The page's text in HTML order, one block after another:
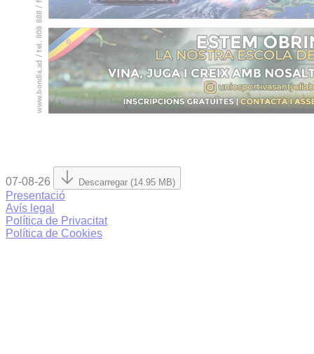
07-08-26 Descarregar (14.95 MB)
Presentació
Avís legal
Política de Privacitat
Política de Cookies